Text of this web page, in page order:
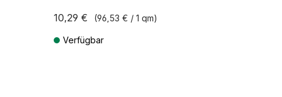
10,29 € (96,53 € / 1 qm)
Verfügbar